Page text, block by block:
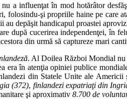
a influenţat în mod hotărâtor
folosindu-şi propriile haine pe care
depăşit handicapul proastei
după cucerirea independenţei, în
din urmă să captureze mari
. Al Doilea Război Mondial nu
era în atenţia opiniei publice
din Statele Unite ale
(372), finlandezi expatriaţi din
şi aproximativ 8.700 de